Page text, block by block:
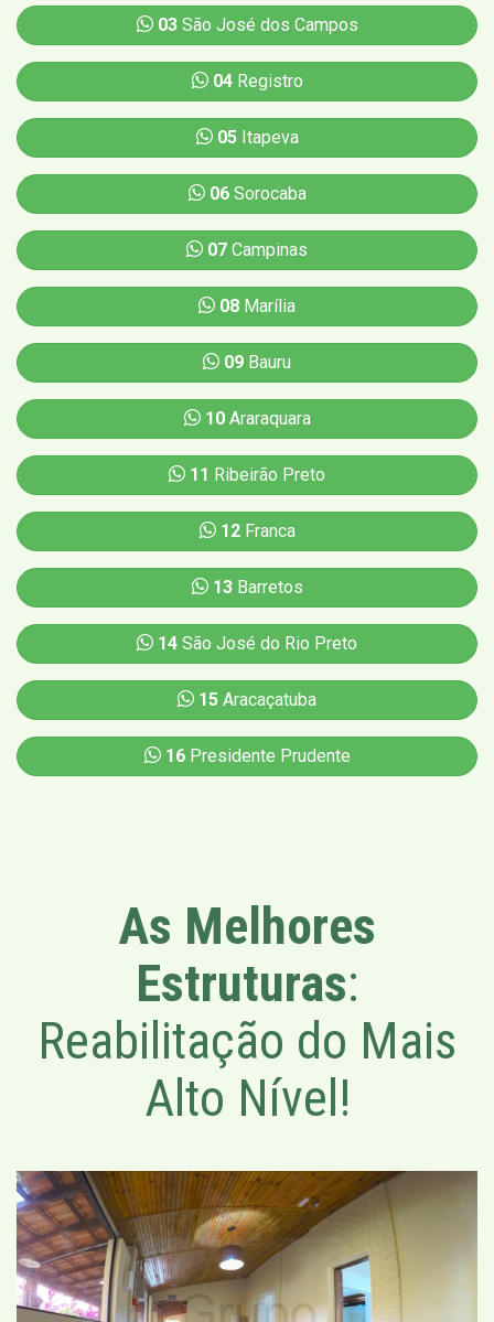
03São José dos Campos
04Registro
05Itapeva
06Sorocaba
07 Campinas
08 Marília
09 Bauru
10Araraquara
11 Ribeirão Preto
12Franca
13Barretos
14 São José do Rio Preto
15 Aracaçatuba
16Presidente Prudente
As Melhores
Estruturas:
Reabilitação do Mais
Alto Nível!